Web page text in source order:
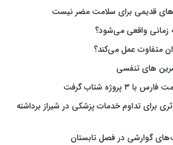
قدیمی برای سلامت مضر نیست
واقعی می‌شود؟
متفاوت عمل می‌کند؟
های تنفسی
شتاب گرفت
برای تداوم خدمات پزشکی در شیراز برداشته
گوارشی در فصل تابستان